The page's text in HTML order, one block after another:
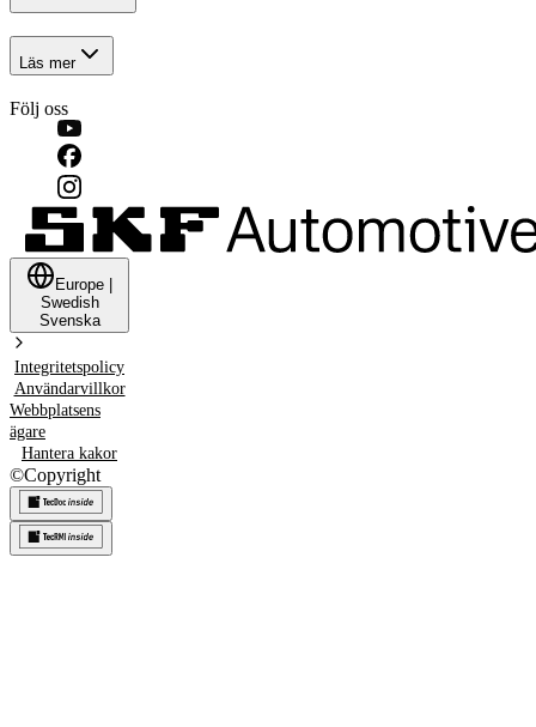
Läs mer
Följ oss
Europe
Swedish
Svenska
Integritetspolicy
Användarvillkor
Webbplatsens
ägare
Hantera kakor
©Copyright